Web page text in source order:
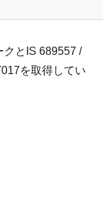
クとIS 689557 /
を取得してい